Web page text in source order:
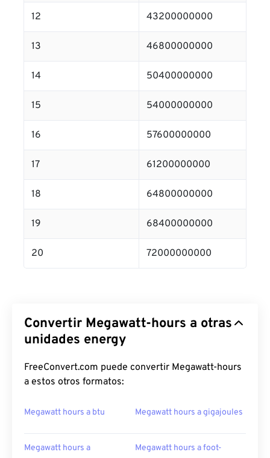
12 43200000000
13 46800000000
14 50400000000
15 54000000000
16 57600000000
17 61200000000
18 64800000000
19 68400000000
20 72000000000
Convertir Megawatt-hours a otras
unidades energy
FreeConvert.com puede convertir Megawatt-hours
a estos otros formatos:
Megawatt hours a btu Megawatt hours a gigajoules
Megawatt hours a
Megawatt hours a foot-